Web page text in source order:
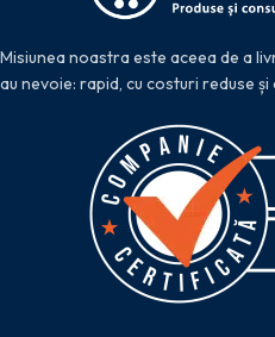
Misiunea noastra este aceea de a
au nevoie: rapid, cu costuri reduse